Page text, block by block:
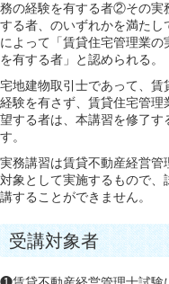
務の経験を有する者②その実
する者、のいずれかを満たし
によって「賃貸住宅管理業
を有する者」と認められる。
宅地建物取引士であって、
経験を有さず、賃貸住宅管
望する者は、本講習を修了す
す。
実務講習は賃貸不動産経営
対象として実施するもので
講することができません。
受講対象者